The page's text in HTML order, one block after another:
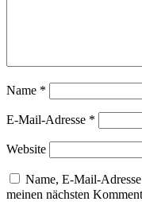
Name *
E-Mail-Adresse *
Website
Name, E-Mail-
meinen nächsten